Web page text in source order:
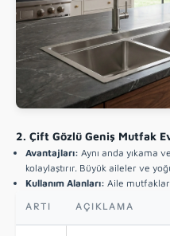
2. Çift Gözlü Geniş Mutfak
Avantajları: Aynı anda yıkama
kolaylaştırır. Büyük aileler ve
Kullanım Alanları: Aile
ARTI AÇIKLAMA